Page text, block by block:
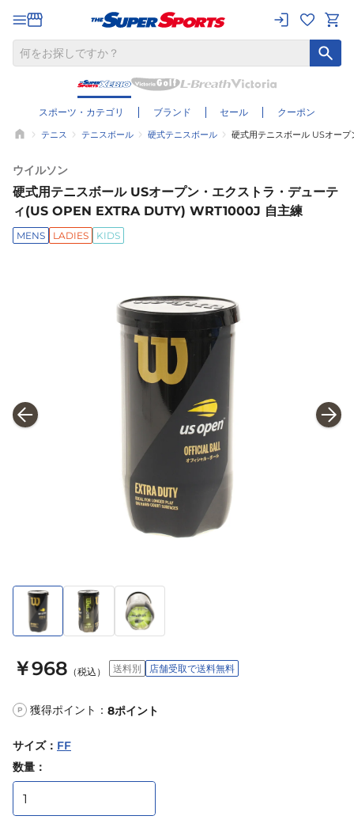
スポーツ・カテゴリ ブランド セール クーポン
テニス テニスボール 硬式テニスボール 硬式用テニスボール USオー
ウイルソン
硬式用テニスボール USオープン・エクストラ・デューテ
ィ(US OPEN EXTRA DUTY) WRT1000J 自主練
MENS LADIES KIDS
￥968 （税込） 送料別 店舗受取で送料無料
P 獲得ポイント： 8ポイント
サイズ： FF
数量：